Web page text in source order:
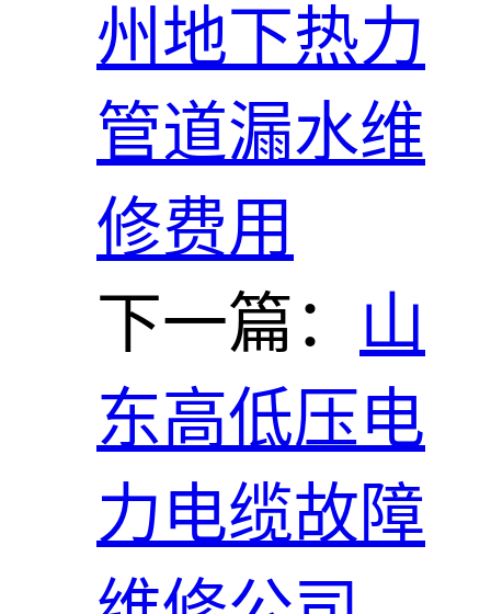
州地下热力
管道漏水维
修费用
下一篇： 山
东高低压电
力电缆故障